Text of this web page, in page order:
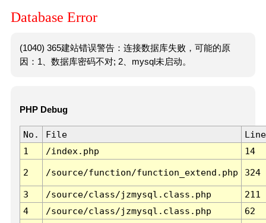
Database Error
(1040) 365建站错误警告：连接数据库失败，可能的原
因：1、数据库密码不对; 2、mysql未启动。
PHP Debug
No. File
Line
1
/index.php 14
2 /source/function/function_extend.php 324
3 /source/class/jzmysql.class.php
211
4
/source/class/jzmysql.class.php
62